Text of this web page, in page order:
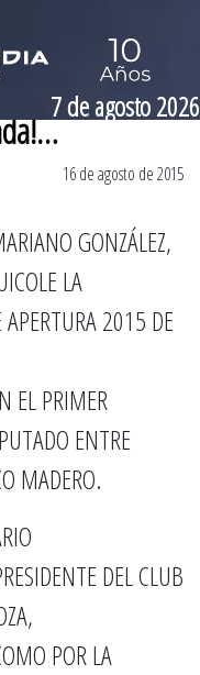
7 de agosto 2026
16 de agosto de 2015
GONZÁLEZ,
LA
2015 DE
EL PRIMER
ENTRE
MADERO.
DEL CLUB
POR LA